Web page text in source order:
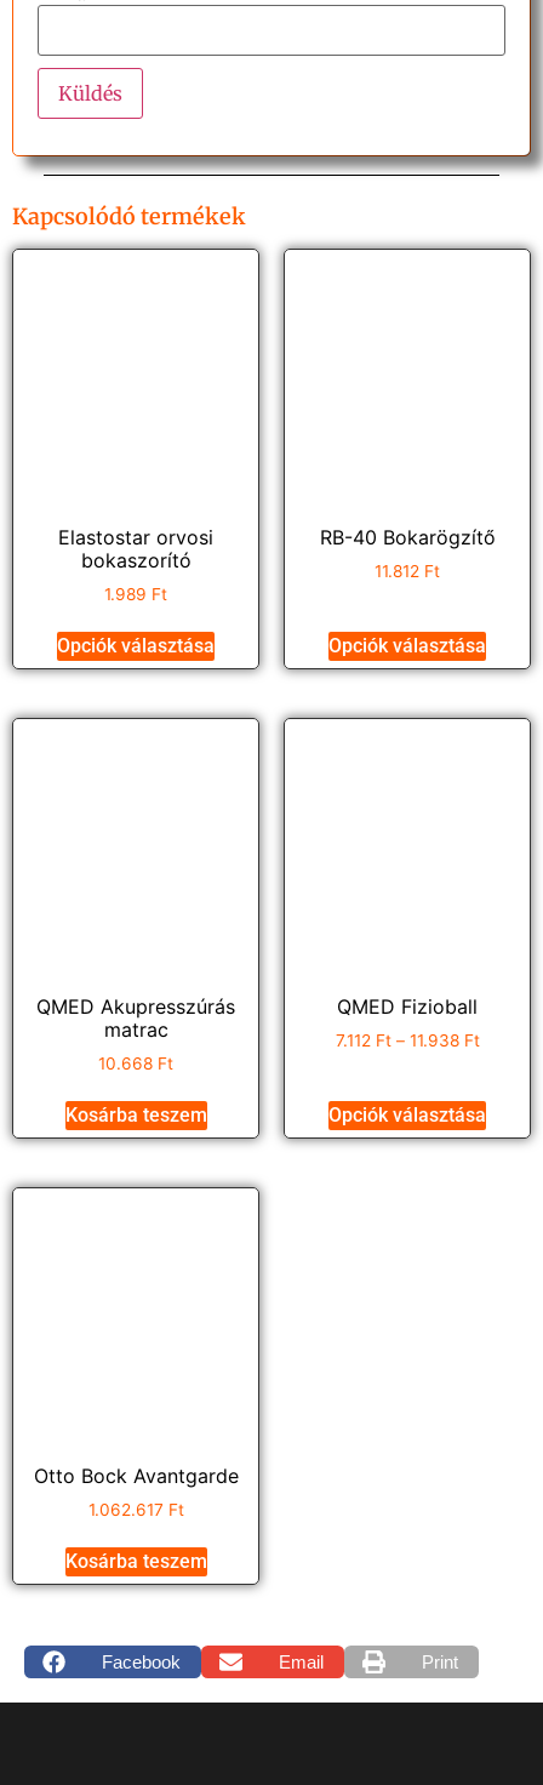
Kapcsolódó termékek
Elastostar orvosi
bokaszorító
1.989 Ft
Opciók választása
RB-40 Bokarögzítő
11.812 Ft
Opciók választása
QMED Akupresszúrás
matrac
10.668 Ft
Kosárba teszem
QMED Fizioball
7.112 Ft – 11.938 Ft
Opciók választása
Otto Bock Avantgarde
1.062.617 Ft
Kosárba teszem
Facebook Email Print